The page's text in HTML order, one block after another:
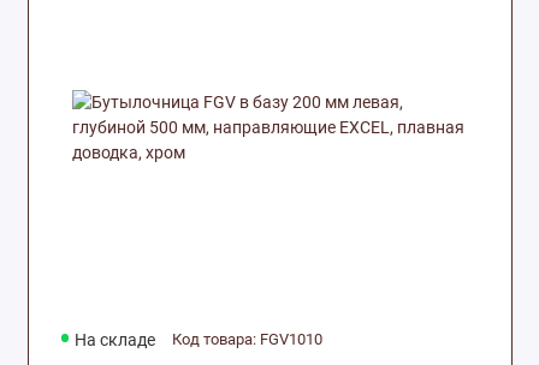
На складе Код товара: FGV1010